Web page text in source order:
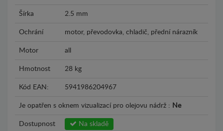
Šírka 2.5 mm
Ochrání motor, převodovka, chladič, přední nárazník
Motor all
Hmotnost 28 kg
Kód EAN: 5941986204967
Je opatřen s oknem vizualizací pro olejovu nádrž : Ne
Dostupnost Na skladě